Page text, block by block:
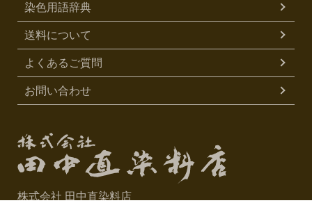
染色用語辞典
送料について
よくあるご質問
お問い合わせ
株式会社 田中直染料店